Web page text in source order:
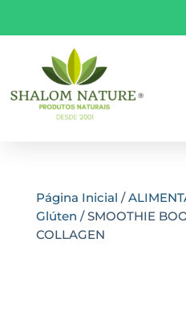
Página Inicial /
Glúten / SMOOTHIE
COLLAGEN